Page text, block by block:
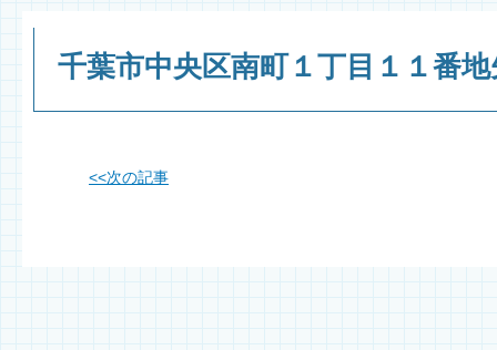
千葉市中央区南町１丁目１１番
<<次の記事